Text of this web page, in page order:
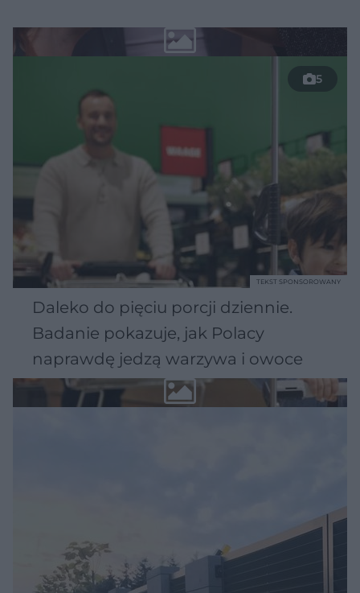
5
Daleko do pięciu porcji dziennie.
Badanie pokazuje, jak Polacy
naprawdę jedzą warzywa i owoce
TEKST SPONSOROWANY